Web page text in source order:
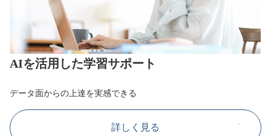
AIを活用した学習サポート
データ面からの上達を実感できる
詳しく見る